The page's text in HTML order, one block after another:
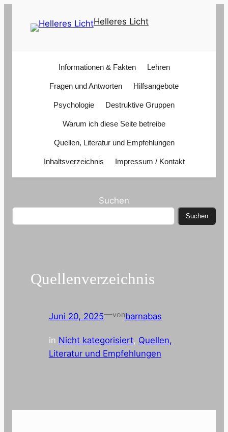
Helleres Licht
Informationen & Fakten Lehren
Fragen und Antworten Hilfsangebote
Psychologie Destruktive Gruppen
Warum ich diese Seite betreibe
Quellen, Literatur und Empfehlungen
Inhaltsverzeichnis Impressum / Kontakt
Suchen
Suchen
Quellenverzeichnis
Juni 20, 2025—vonbarnabas
in Nicht kategorisiert, Quellen,
Literatur und Empfehlungen